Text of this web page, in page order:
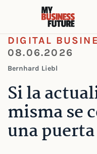
DIGITAL
08.06.2026
Bernhard Liebl
Si la
misma se
una